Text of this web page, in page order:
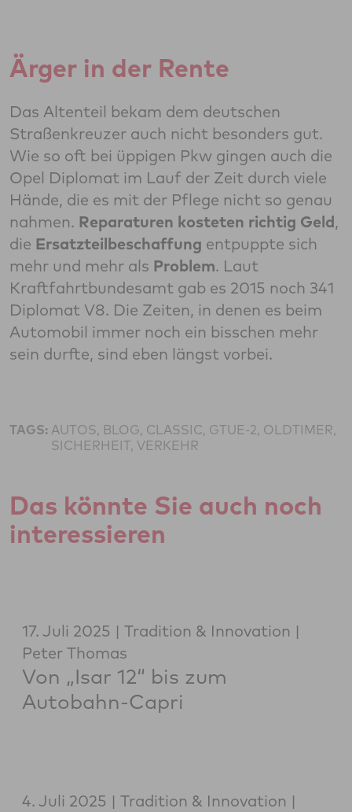
Ärger in der Rente
Das Altenteil bekam dem deutschen
Straßenkreuzer auch nicht besonders gut.
Wie so oft bei üppigen Pkw gingen auch die
Opel Diplomat im Lauf der Zeit durch viele
Hände, die es mit der Pflege nicht so genau
nahmen. Reparaturen kosteten richtig Geld,
die Ersatzteilbeschaffung entpuppte sich
mehr und mehr als Problem. Laut
Kraftfahrtbundesamt gab es 2015 noch 341
Diplomat V8. Die Zeiten, in denen es beim
Automobil immer noch ein bisschen mehr
sein durfte, sind eben längst vorbei.
TAGS: AUTOS, BLOG, CLASSIC, GTUE-2, OLDTIMER,
SICHERHEIT, VERKEHR
Das könnte Sie auch noch
interessieren
17. Juli 2025
Tradition & Innovation
Peter Thomas
Von „Isar 12“ bis zum
Autobahn-Capri
4. Juli 2025
Tradition & Innovation